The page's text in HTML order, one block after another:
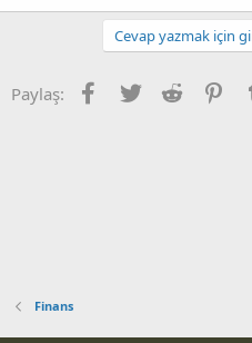
Cevap yazmak için
Paylaş: Facebook
Twitter Reddit
Finans